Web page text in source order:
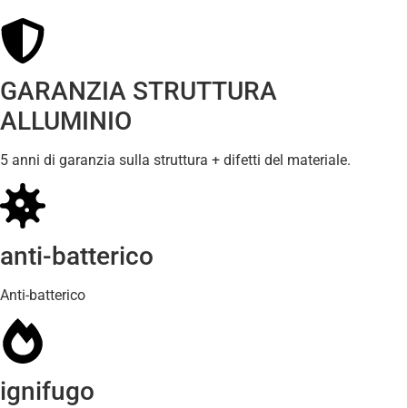
GARANZIA STRUTTURA
ALLUMINIO
5‭ ‬anni di garanzia sulla struttura + difetti del materiale.
anti-batterico
Anti-batterico
ignifugo